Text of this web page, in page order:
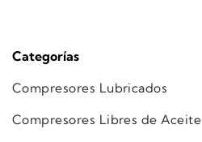
Categorías
Compresores Lubricados
Compresores Libres de Aceite